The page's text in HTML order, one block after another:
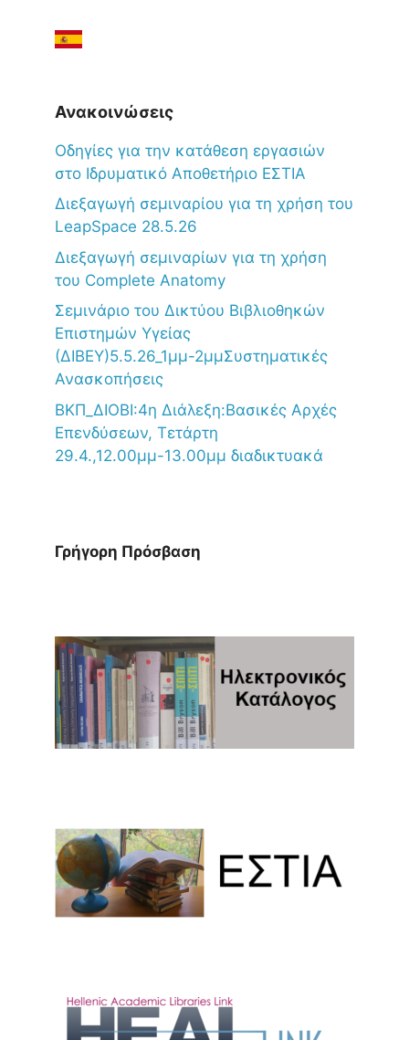
Ανακοινώσεις
Oδηγίες για την κατάθεση εργασιών
στο Ιδρυματικό Αποθετήριο ΕΣΤΙΑ
Διεξαγωγή σεμιναρίου για τη χρήση του
LeapSpace 28.5.26
Διεξαγωγή σεμιναρίων για τη χρήση
του Complete Anatomy
Σεμινάριο του Δικτύου Βιβλιοθηκών
Επιστημών Υγείας
(ΔΙΒΕΥ)5.5.26_1μμ-2μμΣυστηματικές
Ανασκοπήσεις
ΒΚΠ_ΔΙΟΒΙ:4η Διάλεξη:Βασικές Αρχές
Επενδύσεων, Τετάρτη
29.4.,12.00μμ-13.00μμ διαδικτυακά
Γρήγορη Πρόσβαση